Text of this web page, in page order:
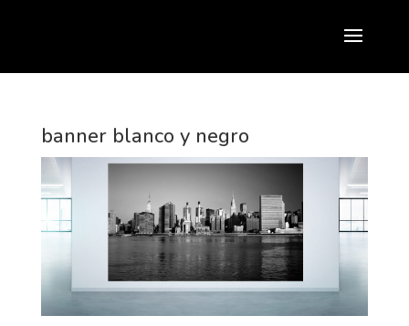
banner blanco y negro